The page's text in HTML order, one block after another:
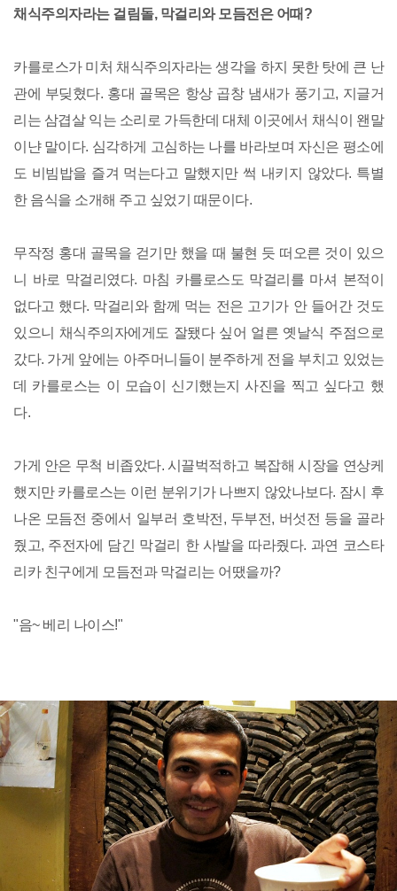
채식주의자라는 걸림돌, 막걸리와 모듬전은 어때?
카를로스가 미처 채식주의자라는 생각을 하지 못한 탓에 큰 난
관에 부딪혔다. 홍대 골목은 항상 곱창 냄새가 풍기고, 지글거
리는 삼겹살 익는 소리로 가득한데 대체 이곳에서 채식이 왠말
이냔 말이다. 심각하게 고심하는 나를 바라보며 자신은 평소에
도 비빔밥을 즐겨 먹는다고 말했지만 썩 내키지 않았다. 특별
한 음식을 소개해 주고 싶었기 때문이다.
무작정 홍대 골목을 걷기만 했을 때 불현 듯 떠오른 것이 있으
니 바로 막걸리였다. 마침 카를로스도 막걸리를 마셔 본적이
없다고 했다. 막걸리와 함께 먹는 전은 고기가 안 들어간 것도
있으니 채식주의자에게도 잘됐다 싶어 얼른 옛날식 주점으로
갔다. 가게 앞에는 아주머니들이 분주하게 전을 부치고 있었는
데 카를로스는 이 모습이 신기했는지 사진을 찍고 싶다고 했
다.
가게 안은 무척 비좁았다. 시끌벅적하고 복잡해 시장을 연상케
했지만 카를로스는 이런 분위기가 나쁘지 않았나보다. 잠시 후
나온 모듬전 중에서 일부러 호박전, 두부전, 버섯전 등을 골라
줬고, 주전자에 담긴 막걸리 한 사발을 따라줬다. 과연 코스타
리카 친구에게 모듬전과 막걸리는 어땠을까?
"음~ 베리 나이스!"